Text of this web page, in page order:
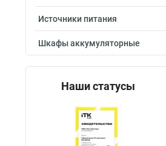
Источники питания
Шкафы аккумуляторные
Наши статусы